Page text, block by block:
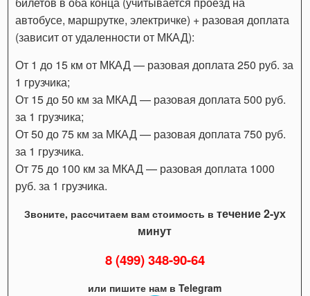
автобусе, маршрутке, электричке) + разовая доплата
(зависит от удаленности от МКАД):
От 1 до 15 км от МКАД — разовая доплата 250 руб. за
1 грузчика;
От 15 до 50 км за МКАД — разовая доплата 500 руб.
за 1 грузчика;
От 50 до 75 км за МКАД — разовая доплата 750 руб.
за 1 грузчика.
От 75 до 100 км за МКАД — разовая доплата 1000
руб. за 1 грузчика.
Звоните, рассчитаем вам стоимость в течение 2-ух
минут
8 (499) 348-90-64
или пишите нам в Telegram